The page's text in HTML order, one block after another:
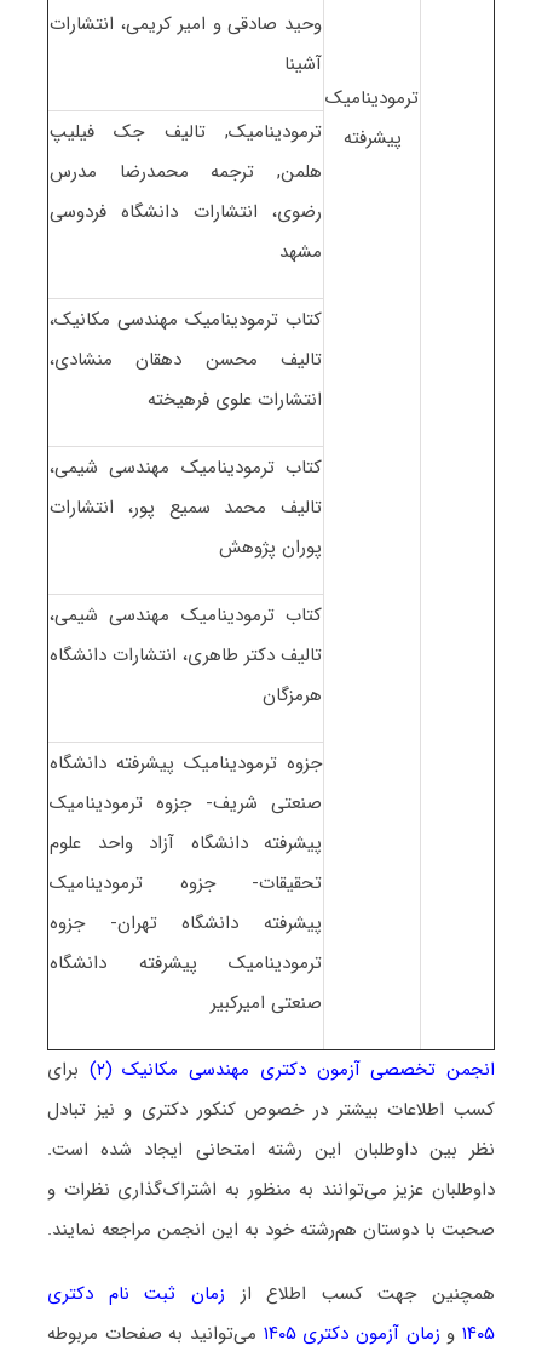
ترمودینامیک
پیشرفته
وحید صادقی و امیر کریمی، انتشارات
آشینا
ترمودینامیک, تالیف جک فیلیپ
هلمن, ترجمه محمدرضا مدرس
رضوی، انتشارات دانشگاه فردوسی
مشهد
کتاب ترمودینامیک مهندسی مکانیک،
تالیف محسن دهقان منشادی،
انتشارات علوی فرهیخته
کتاب ترمودینامیک مهندسی شیمی،
تالیف محمد سمیع پور، انتشارات
پوران پژوهش
کتاب ترمودینامیک مهندسی شیمی،
تالیف دکتر طاهری، انتشارات دانشگاه
هرمزگان
جزوه ترمودینامیک پیشرفته دانشگاه
صنعتی شریف- جزوه ترمودینامیک
پیشرفته دانشگاه آزاد واحد علوم
تحقیقات- جزوه ترمودینامیک
پیشرفته دانشگاه تهران- جزوه
ترمودینامیک پیشرفته دانشگاه
صنعتی امیرکبیر
انجمن تخصصی آزمون دکتری مهندسی مکانیک (۲)
برای
کسب اطلاعات بیشتر در خصوص کنکور دکتری و نیز تبادل
نظر بین داوطلبان این رشته امتحانی ایجاد شده است.
داوطلبان عزیز می‌توانند به منظور به اشتراک‌گذاری نظرات و
صحبت با دوستان هم‌رشته خود به این انجمن مراجعه نمایند.
همچنین جهت کسب اطلاع از زمان ثبت نام دکتری
۱۴۰۵ و زمان آزمون دکتری ۱۴۰۵
می‌توانید به صفحات مربوطه